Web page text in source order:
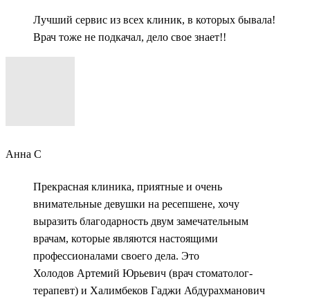
Лучший сервис из всех клиник, в которых бывала!
Врач тоже не подкачал, дело свое знает!!
Анна С
Прекрасная клиника, приятные и очень
внимательные девушки на ресепшене, хочу
выразить благодарность двум замечательным
врачам, которые являются настоящими
профессионалами своего дела. Это
Холодов Артемий Юрьевич (врач стоматолог-
терапевт) и Халимбеков Гаджи Абдурахманович